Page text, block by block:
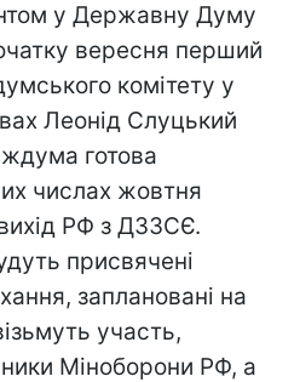
у Державну Думу
вересня перший
комітету у
Леонід Слуцький
готова
числах жовтня
РФ з ДЗЗСЄ.
присвячені
заплановані на
участь,
Міноборони РФ, а